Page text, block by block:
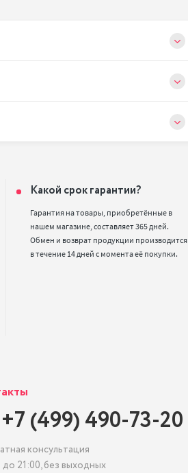
Какой срок гарантии?
Гарантия на товары, приобретённые в
нашем магазине, составляет 365 дней.
Обмен и возврат продукции производится
в течение 14 дней с момента её покупки.
+7 (499) 490-73-20
консультация
до 21:00, без выходных